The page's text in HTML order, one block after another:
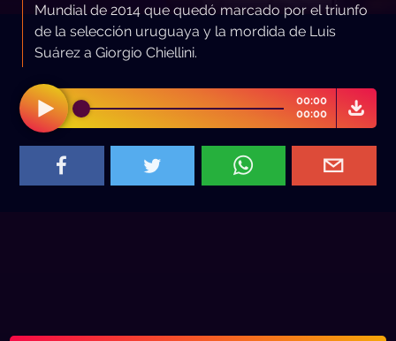
Mundial de 2014 que quedó marcado por el triunfo
de la selección uruguaya y la mordida de Luis
Suárez a Giorgio Chiellini.
00:00
00:00